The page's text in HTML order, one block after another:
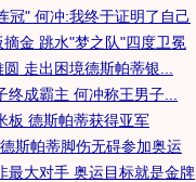
冠" 何冲:我终于证明了自己
金 跳水"梦之队"四度卫冕
走出困境德斯帕蒂银...
成霸主 何冲称王男子...
板 德斯帕蒂获得亚军
斯帕蒂脚伤无碍参加奥运
最大对手 奥运目标就是金牌